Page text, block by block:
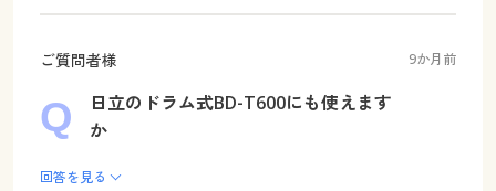
ご質問者様 9か月前
日立のドラム式BD-T600にも使えます
か
回答を見る